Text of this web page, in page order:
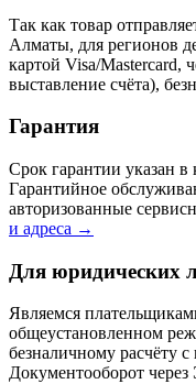
Так как товар
Алматы, для регионов
картой Visa/Mastercard,
выставление счёта),
Гарантия
Срок гарантии указан в
Гарантийное
авторизованные
и адреса →
Для юридических
Являемся
общеустановленном
безналичному расчёту
Документооборот